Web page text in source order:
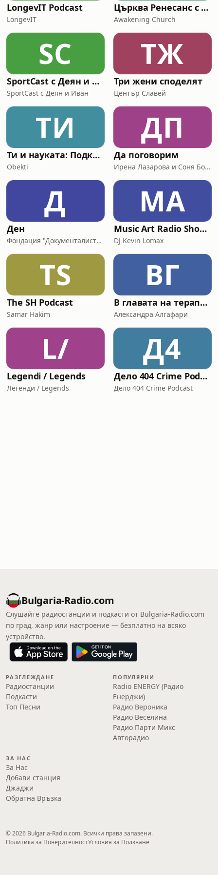
LongevIT Podcast
LongevIT
Църква Ренесанс с Пастор Максим Асенов
Awakening Church
SС
SportCast с Деян и Иван
SportCast с Деян и Иван
ТЖ
Три жени споделят
Център Славей
ТИ
Ти и науката: Подкастът на Обекти
Obekti
ДП
Да поговорим
Ирена Лазарова и Соня Борисова
Д
Ден
Фондация "Документалистите"
MA
Music Art Radio Show-Best of House
DJ Kevin Lomax
TS
The SH Podcast
Samar Hakim
ВГ
В главата на терапевта
Александра Алгафари
L/
Legendi / Legends
Легенди / Legends
Д4
Дело 404 Crime Podcast
Дело 404 Crime Podcast
Bulgaria-Radio.com
Слушайте радиостанции и подкасти от Bulgaria-Radio.com
по град, жанр или настроение — безплатно на всяко
устройство.
РАЗГЛЕЖДАНЕ
Радиостанции
Подкасти
Топ Песни
ПОПУЛЯРНИ
Radio ENERGY (Радио
Енерджи)
Радио Вероника
Радио Веселина
Радио Парти Микс
Авторадио
ЗА НАС
За Нас
Добави станция
Джаджи
Обратна Връзка
© 2026 Bulgaria-Radio.com. Всички права запазени.
Политика за ПоверителностУсловия за Ползване